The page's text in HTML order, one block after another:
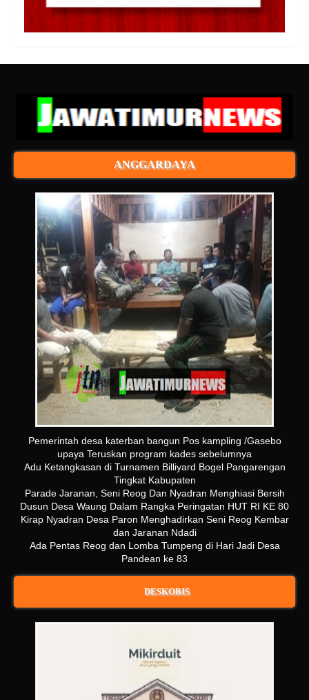
ANGGARDAYA
Pemerintah desa katerban bangun Pos kampling /Gasebo
upaya Teruskan program kades sebelumnya
Adu Ketangkasan di Turnamen Billiyard Bogel Pangarengan
Tingkat Kabupaten
Parade Jaranan, Seni Reog Dan Nyadran Menghiasi Bersih
Dusun Desa Waung Dalam Rangka Peringatan HUT RI KE 80
Kirap Nyadran Desa Paron Menghadirkan Seni Reog Kembar
dan Jaranan Ndadi
Ada Pentas Reog dan Lomba Tumpeng di Hari Jadi Desa
Pandean ke 83
DESKOBIS